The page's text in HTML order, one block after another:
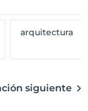
arquitectura
siguiente